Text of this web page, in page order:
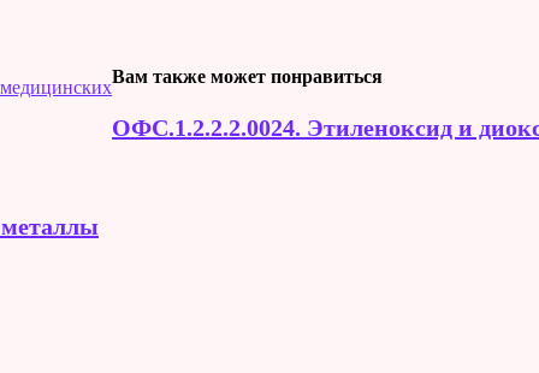
Вам также может понравиться
ОФС.1.2.2.2.0024. Этиленоксид и